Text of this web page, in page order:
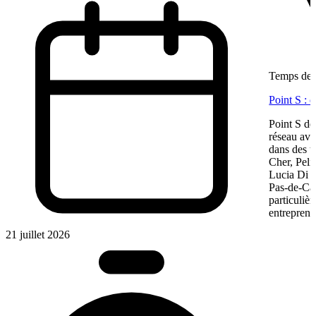
21 juillet 2026
Temps de
Point S :
Point S
réseau
dans des
Cher,
Lucia Di
Pas-de-